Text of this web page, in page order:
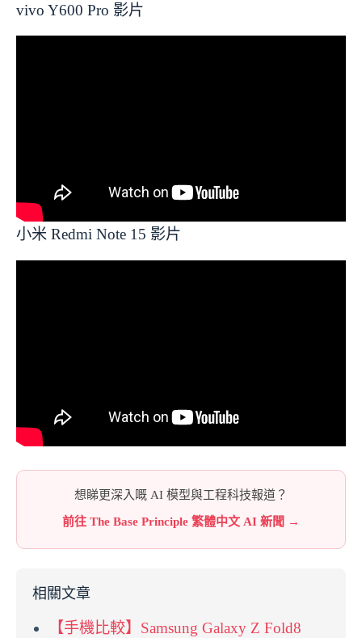
vivo Y600 Pro 影片
小米 Redmi Note 15 影片
想睇更深入嘅 AI 模型與工程科技報道？
前往 The Base Principle 繁體中文 AI 新聞 →
相關文章
【手機比較】Samsung Galaxy Z Fold8